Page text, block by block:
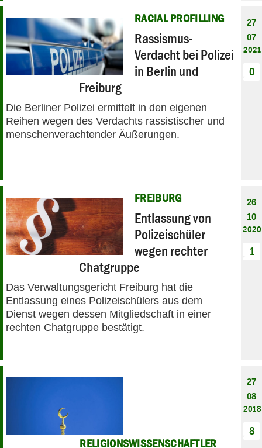
RACIAL PROFILLING
Rassismus-
Verdacht bei Polizei
in Berlin und
Freiburg
Die Berliner Polizei ermittelt in den eigenen
Reihen wegen des Verdachts rassistischer und
menschenverachtender Äußerungen.
27
07
2021
0
FREIBURG
Entlassung von
Polizeischüler
wegen rechter
Chatgruppe
Das Verwaltungsgericht Freiburg hat die
Entlassung eines Polizeischülers aus dem
Dienst wegen dessen Mitgliedschaft in einer
rechten Chatgruppe bestätigt.
26
10
2020
1
RELIGIONSWISSENSCHAFTLER
27
08
2018
8